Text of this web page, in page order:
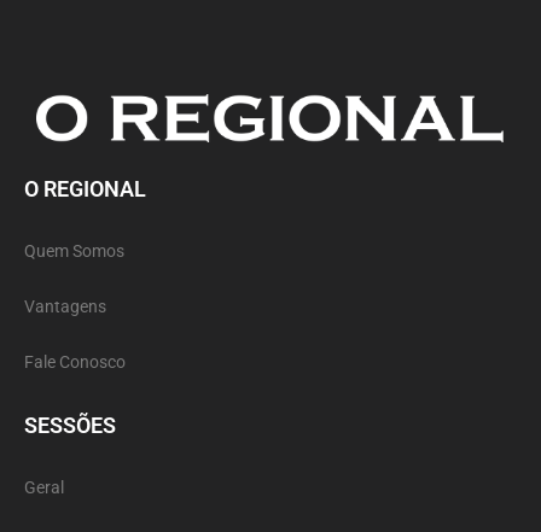
O REGIONAL
Quem Somos
Vantagens
Fale Conosco
SESSÕES
Geral